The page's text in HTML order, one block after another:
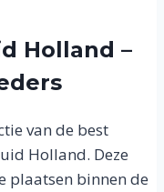
Holland –
van de best
Holland. Deze
plaatsen binnen de